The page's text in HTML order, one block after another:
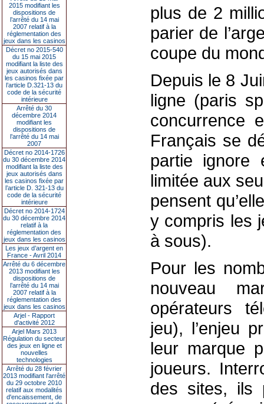
2015 modifiant les
dispositions de
l’arrêté du 14 mai
2007 relatif à la
réglementation des
jeux dans les casinos
Décret no 2015-540
du 15 mai 2015
modifiant la liste des
jeux autorisés dans
les casinos fixée par
l’article D.321-13 du
code de la sécurité
intérieure
Arrêté du 30
décembre 2014
modifiant les
dispositions de
l’arrêté du 14 mai
2007
Décret no 2014-1726
du 30 décembre 2014
modifiant la liste des
jeux autorisés dans
les casinos fixée par
l’article D. 321-13 du
code de la sécurité
intérieure
Décret no 2014-1724
du 30 décembre 2014
relatif à la
réglementation des
jeux dans les casinos
Les jeux d’argent en
France - Avril 2014
Arrêté du 6 décembre
2013 modifiant les
dispositions de
l’arrêté du 14 mai
2007 relatif à la
réglementation des
jeux dans les casinos
Arjel - Rapport
d'activité 2012
Arjel Mars 2013
Régulation du secteur
des jeux en ligne et
nouvelles
technologies
Arrêté du 28 février
2013 modifiant l'arrêté
du 29 octobre 2010
relatif aux modalités
d'encaissement, de
plus de 2
parier de
coupe du
Depuis le 8
ligne (paris
concurrence
Français se
partie ignore
limitée aux
pensent
y compris les
à sous).
Pour les
nouveau
opérateurs
jeu), l’enjeu
leur marque
joueurs.
des sites, ils